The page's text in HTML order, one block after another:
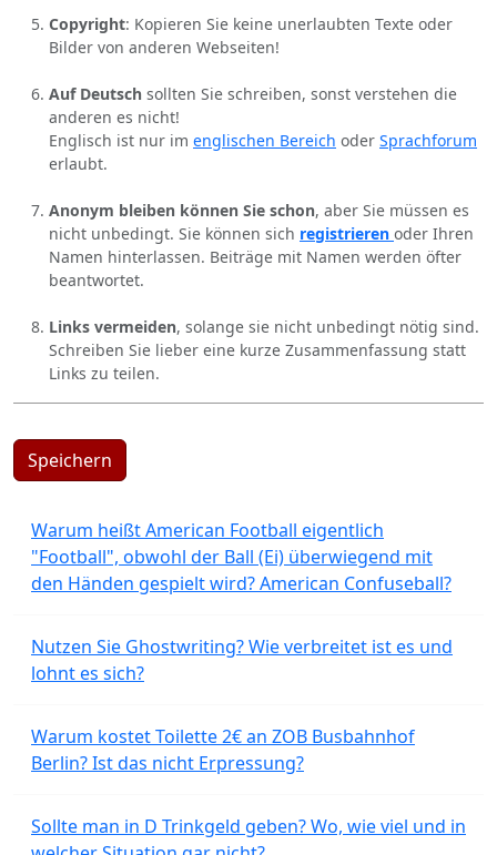
Copyright: Kopieren Sie keine unerlaubten Texte oder
Bilder von anderen Webseiten!
Auf Deutsch sollten Sie schreiben, sonst verstehen die
anderen es nicht!
Englisch ist nur im englischen Bereich oder Sprachforum
erlaubt.
Anonym bleiben können Sie schon, aber Sie müssen es
nicht unbedingt. Sie können sich registrieren oder Ihren
Namen hinterlassen. Beiträge mit Namen werden öfter
beantwortet.
Links vermeiden, solange sie nicht unbedingt nötig sind.
Schreiben Sie lieber eine kurze Zusammenfassung statt
Links zu teilen.
Speichern
Warum heißt American Football eigentlich
"Football", obwohl der Ball (Ei) überwiegend mit
den Händen gespielt wird? American Confuseball?
Nutzen Sie Ghostwriting? Wie verbreitet ist es und
lohnt es sich?
Warum kostet Toilette 2€ an ZOB Busbahnhof
Berlin? Ist das nicht Erpressung?
Sollte man in D Trinkgeld geben? Wo, wie viel und in